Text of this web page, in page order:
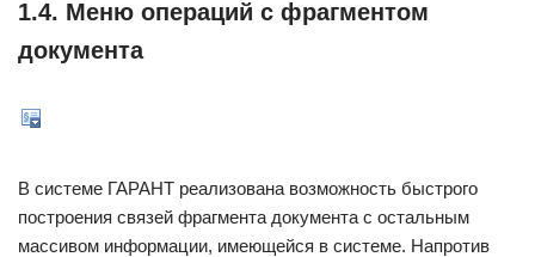
1.4. Меню операций с фрагментом
документа
В системе ГАРАНТ реализована возможность быстрого
построения связей фрагмента документа с остальным
массивом информации, имеющейся в системе. Напротив